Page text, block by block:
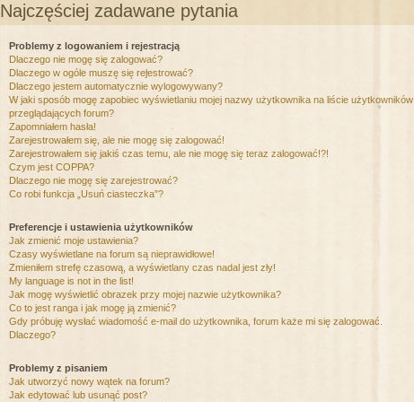
Najczęściej zadawane pytania
Problemy z logowaniem i rejestracją
Dlaczego nie mogę się zalogować?
Dlaczego w ogóle muszę się rejestrować?
Dlaczego jestem automatycznie wylogowywany?
W jaki sposób mogę zapobiec wyświetlaniu mojej nazwy użytkownika na liście użytkowników
przeglądających forum?
Zapomniałem hasła!
Zarejestrowałem się, ale nie mogę się zalogować!
Zarejestrowałem się jakiś czas temu, ale nie mogę się teraz zalogować!?!
Czym jest COPPA?
Dlaczego nie mogę się zarejestrować?
Co robi funkcja „Usuń ciasteczka”?
Preferencje i ustawienia użytkowników
Jak zmienić moje ustawienia?
Czasy wyświetlane na forum są nieprawidłowe!
Zmieniłem strefę czasową, a wyświetlany czas nadal jest zły!
My language is not in the list!
Jak mogę wyświetlić obrazek przy mojej nazwie użytkownika?
Co to jest ranga i jak mogę ją zmienić?
Gdy próbuję wysłać wiadomość e-mail do użytkownika, forum każe mi się zalogować.
Dlaczego?
Problemy z pisaniem
Jak utworzyć nowy wątek na forum?
Jak edytować lub usunąć post?